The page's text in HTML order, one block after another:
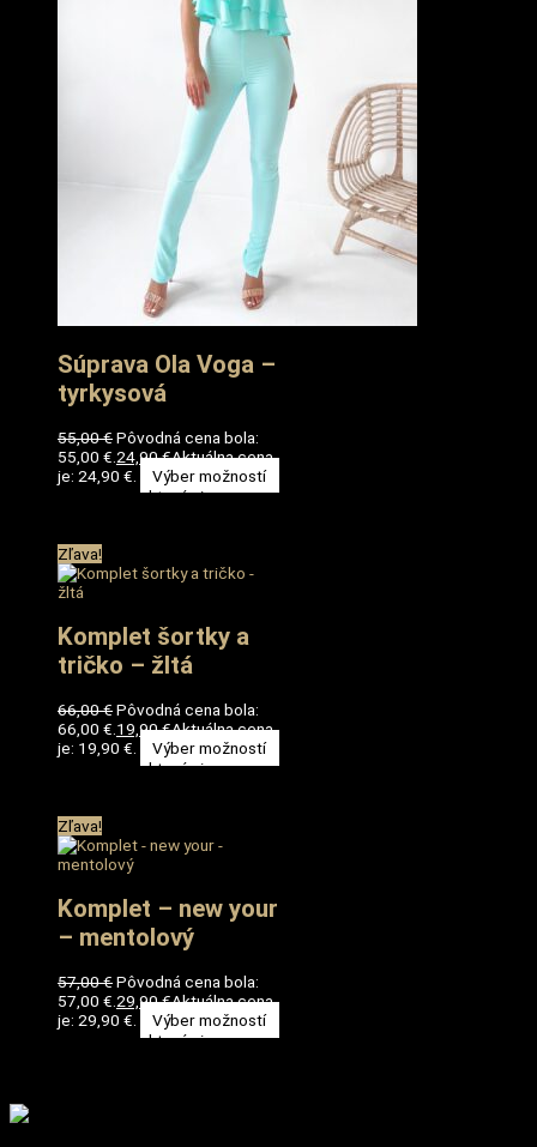
Súprava Ola Voga –
tyrkysová
55,00€Pôvodná cena bola:
55,00 €. 24,90€Aktuálna cena
je: 24,90 €.
Výber možností
Tento produkt má viacero
Zľava!
Komplet šortky a
tričko – žltá
66,00€Pôvodná cena bola:
66,00 €. 19,90€Aktuálna cena
je: 19,90 €.
Výber možností
Tento produkt má viacero
Zľava!
Komplet – new your
– mentolový
57,00€Pôvodná cena bola:
57,00 €. 29,90€Aktuálna cena
je: 29,90 €.
Výber možností
Tento produkt má viacero